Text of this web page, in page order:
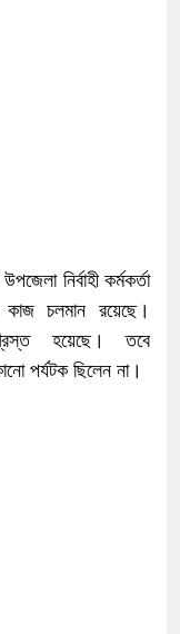
নির্বাহী কর্মকর্তা
কাজ চলমান রয়েছে।
হয়েছে। তবে
পর্যটক ছিলেন না।